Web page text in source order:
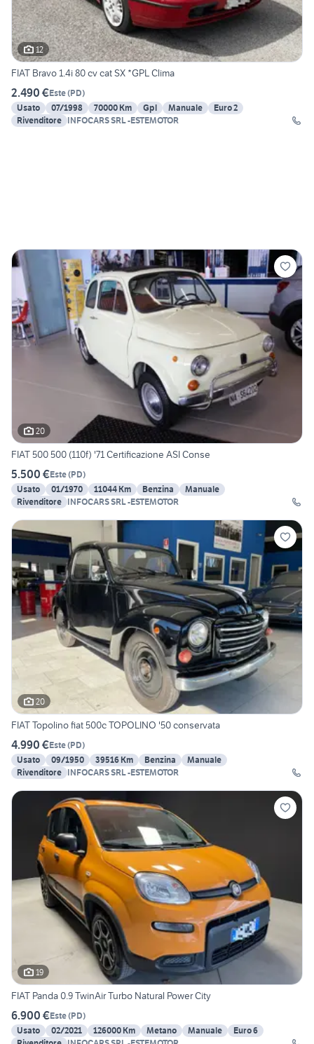
12
FIAT Bravo 1.4i 80 cv cat SX *GPL Clima
2.490 €Este(PD)
Usato
07/1998 70000 Km Gpl Manuale
Euro 2
Rivenditore INFOCARS SRL -ESTEMOTOR
20
FIAT 500 500 (110f) '71 Certificazione ASI Conse
5.500 €Este(PD)
Usato
01/1970 11044 Km Benzina
Manuale
Rivenditore INFOCARS SRL -ESTEMOTOR
20
FIAT Topolino fiat 500c TOPOLINO '50 conservata
4.990 €Este(PD)
Usato
09/1950 39516 Km Benzina
Manuale
Rivenditore INFOCARS SRL -ESTEMOTOR
19
FIAT Panda 0.9 TwinAir Turbo Natural Power City
6.900 €Este(PD)
Usato
02/2021 126000 Km Metano Manuale
Euro 6